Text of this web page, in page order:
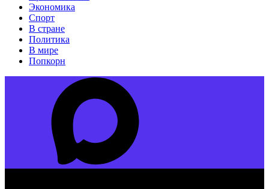
Экономика
Спорт
В стране
Политика
В мире
Попкорн